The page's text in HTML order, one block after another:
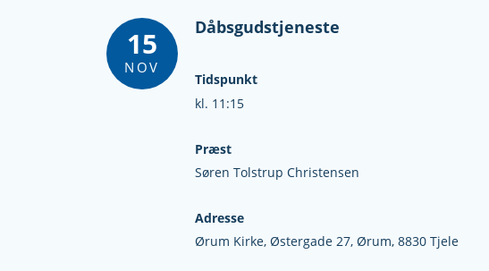
15
NOV
Dåbsgudstjeneste
Tidspunkt
kl. 11:15
Præst
Søren Tolstrup Christensen
Adresse
Ørum Kirke, Østergade 27, Ørum, 8830 Tjele